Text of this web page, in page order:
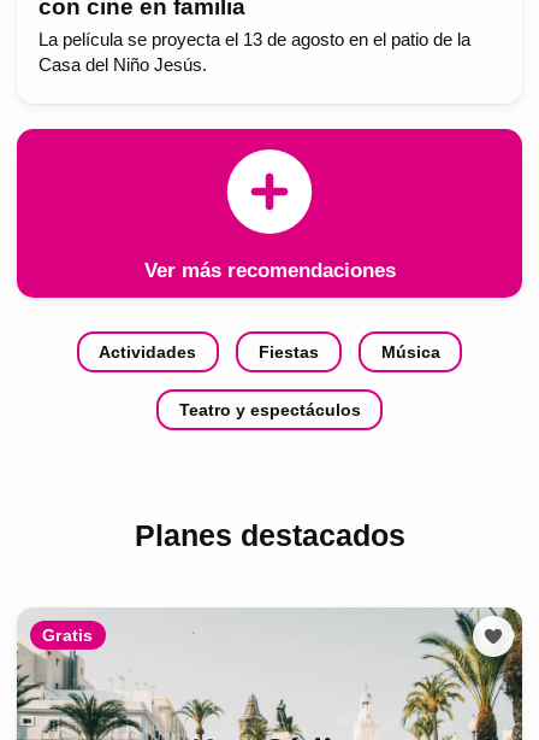
con cine en familia
La película se proyecta el 13 de agosto en el patio de la
Casa del Niño Jesús.
Ver más recomendaciones
Actividades Fiestas Música
Teatro y espectáculos
Planes destacados
Gratis